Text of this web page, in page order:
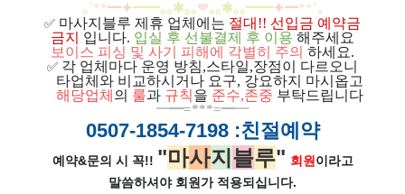
｡˚**━✦━━｡｡✱｡｡❤｡｡✱｡｡━━✦━**˚｡
✅ 마사지블루 제휴 업체에는 절대!! 선입금 예약금
금지
입니다. 입실 후 선불결제 후 이용 해주세요
보이스 피싱 및 사기 피해에 각별히 주의 하세요.
✅ 각 업체마다 운영 방침,스타일,장점이 다르오니
타업체와 비교하시거나 요구, 강요하지 마시옵고
해당업체 의 룰과 규칙을 준수,존중 부탁드립니다
━━=***=━━
0507-1854-7198:친절예약
예약&문의 시 꼭!! "마사지 블루" 회원 이라고
말씀하셔야 회원가 적용되십니다.